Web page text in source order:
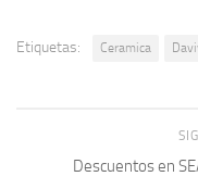
Etiquetas: Ceramica
Descuentos en